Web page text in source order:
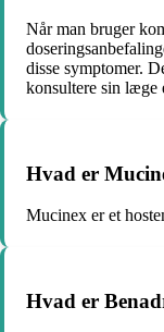
Når man bruger
disse symptomer.
konsultere sin læge
Hvad er
Mucinex er et
Hvad er